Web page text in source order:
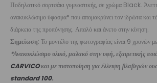
Ποδηλατικό σορτσάκι γυμναστικής, σε χρώμα Black.
ανακυκλώσιμο ύφασμα* που απομακρύνει τον ιδρώτα και
διάρκεια της προπόνησης. Απαλό και άνετο στην κίνηση.
Σημείωση: Το μοντέλο της φωτογραφίας είναι 9 χρονών
*Ανακυκλώσιμο υλικό, μαλακό στην υφή, εξαιρετικής
CARVICOκαι με πιστοποίηση για έλλειψη βλαβερών
standard 100.